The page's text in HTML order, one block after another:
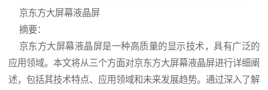
京东方大屏幕液晶屏
摘要：
京东方大屏幕液晶屏是一种高质量的显示技术，具有广泛的
应用领域。本文将从三个方面对京东方大屏幕液晶屏进行详细阐
述，包括其技术特点、应用领域和未来发展趋势。通过深入了解